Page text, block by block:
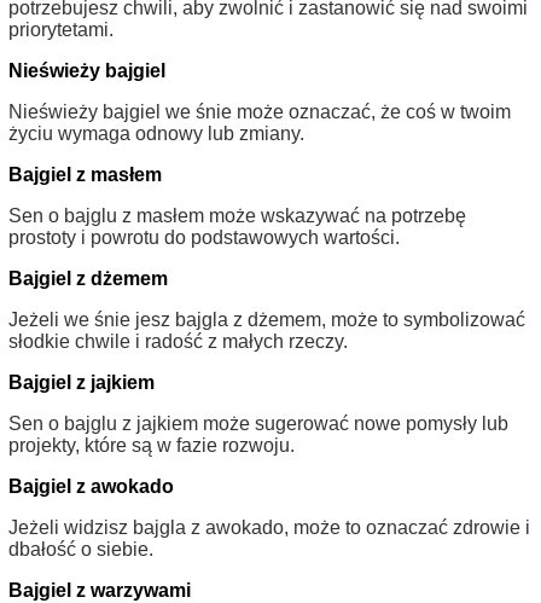
potrzebujesz chwili, aby zwolnić i zastanowić się nad swoimi
priorytetami.
Nieświeży bajgiel
Nieświeży bajgiel we śnie może oznaczać, że coś w twoim
życiu wymaga odnowy lub zmiany.
Bajgiel z masłem
Sen o bajglu z masłem może wskazywać na potrzebę
prostoty i powrotu do podstawowych wartości.
Bajgiel z dżemem
Jeżeli we śnie jesz bajgla z dżemem, może to symbolizować
słodkie chwile i radość z małych rzeczy.
Bajgiel z jajkiem
Sen o bajglu z jajkiem może sugerować nowe pomysły lub
projekty, które są w fazie rozwoju.
Bajgiel z awokado
Jeżeli widzisz bajgla z awokado, może to oznaczać zdrowie i
dbałość o siebie.
Bajgiel z warzywami